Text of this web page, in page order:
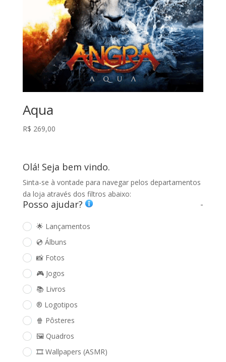
Aqua
R$ 269,00
Olá! Seja bem vindo.
Sinta-se à vontade para navegar pelos departamentos
da loja através dos filtros abaixo:
Posso ajudar? -
🌟 Lançamentos
💿 Álbuns
📸 Fotos
🎮 Jogos
📚 Livros
®️ Logotipos
🍿 Pôsteres
🖼️ Quadros
🎞️ Wallpapers (ASMR)